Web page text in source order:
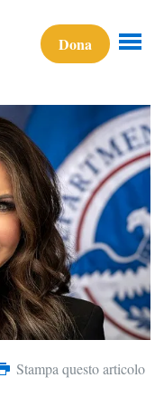
Dona
Stampa questo articolo